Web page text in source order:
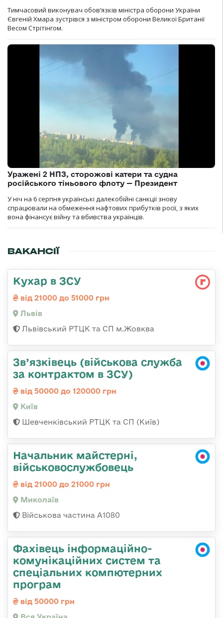
Тимчасовий виконувач обов’язків міністра оборони України
Євгеній Хмара зустрівся з міністром оборони Великої Британії
Весом Стрітінгом.
Уражені 2 НПЗ, сторожові катери та судна
російського тіньового флоту — Президент
У ніч на 6 серпня українські далекобійні санкції знову
спрацювали на обмеження нафтових прибутків росії, з яких
вона фінансує війну та вбивства українців.
ВАКАНСІЇ
Кухар в ЗСУ
від 21000 до 51000 грн
Львів
Львівський РТЦК та СП м.Жовква
Зв’язківець (військова служба
за контрактом в ЗСУ)
від 50000 до 120000 грн
Київ
Шевченківський РТЦК та СП (Київ)
Начальник майстерні,
військовослужбовець
від 21000 до 21000 грн
Миколаїв
Військова частина А1080
Фахівець інформаційно-
комунікаційних систем та
спеціальних компютерних
програм
від 50000 грн